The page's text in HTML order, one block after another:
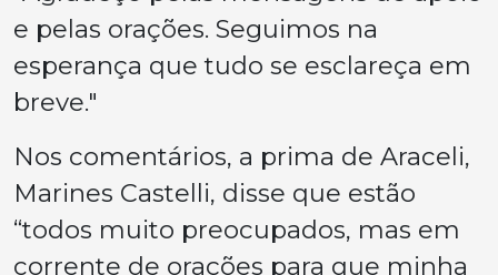
e pelas orações. Seguimos na
esperança que tudo se esclareça em
breve."
Nos comentários, a prima de Araceli,
Marines Castelli, disse que estão
“todos muito preocupados, mas em
corrente de orações para que minha